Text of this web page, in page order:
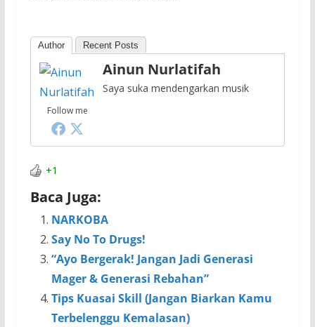
Author Recent Posts
Follow me
Ainun Nurlatifah
Saya suka mendengarkan musik
+1
Baca Juga:
NARKOBA
Say No To Drugs!
“Ayo Bergerak! Jangan Jadi Generasi
Mager & Generasi Rebahan”
Tips Kuasai Skill (Jangan Biarkan Kamu
Terbelenggu Kemalasan)